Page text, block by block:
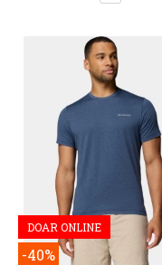
DOAR ONLINE
-40%